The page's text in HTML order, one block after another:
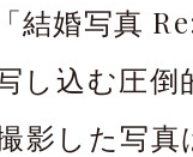
結婚写真
し込む圧倒
影した写真